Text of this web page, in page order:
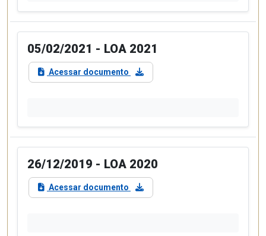
05/02/2021 - LOA 2021
Acessar documento
26/12/2019 - LOA 2020
Acessar documento